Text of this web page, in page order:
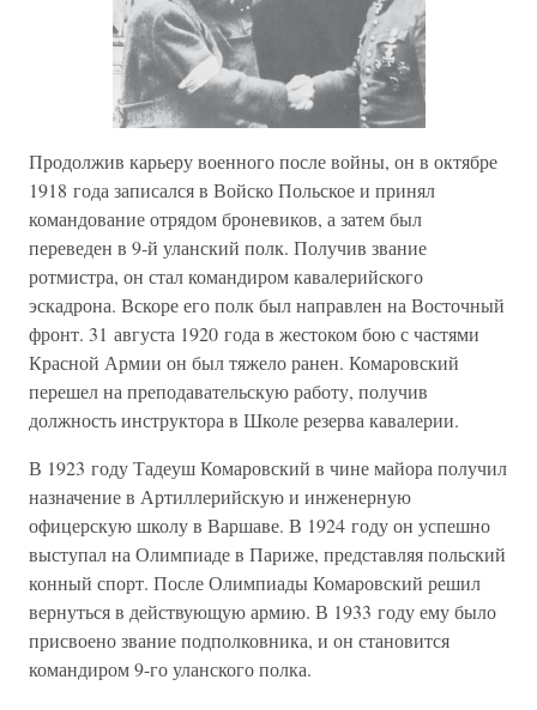
Продолжив карьеру военного после войны, он в октябре
1918 года записался в Войско Польское и принял
командование отрядом броневиков, а затем был
переведен в 9-й уланский полк. Получив звание
ротмистра, он стал командиром кавалерийского
эскадрона. Вскоре его полк был направлен на Восточный
фронт. 31 августа 1920 года в жестоком бою с частями
Красной Армии он был тяжело ранен. Комаровский
перешел на преподавательскую работу, получив
должность инструктора в Школе резерва кавалерии.
В 1923 году Тадеуш Комаровский в чине майора получил
назначение в Артиллерийскую и инженерную
офицерскую школу в Варшаве. В 1924 году он успешно
выступал на Олимпиаде в Париже, представляя польский
конный спорт. После Олимпиады Комаровский решил
вернуться в действующую армию. В 1933 году ему было
присвоено звание подполковника, и он становится
командиром 9-го уланского полка.